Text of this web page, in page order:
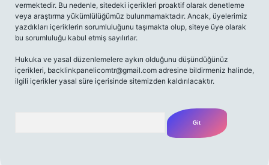
vermektedir. Bu nedenle, sitedeki içerikleri proaktif olarak denetleme
veya araştırma yükümlülüğümüz bulunmamaktadır. Ancak, üyelerimiz
yazdıkları içeriklerin sorumluluğunu taşımakta olup, siteye üye olarak
bu sorumluluğu kabul etmiş sayılırlar.
Hukuka ve yasal düzenlemelere aykırı olduğunu düşündüğünüz
içerikleri, backlinkpanelicomtr@gmail.com adresine bildirmeniz halinde,
ilgili içerikler yasal süre içerisinde sitemizden kaldırılacaktır.